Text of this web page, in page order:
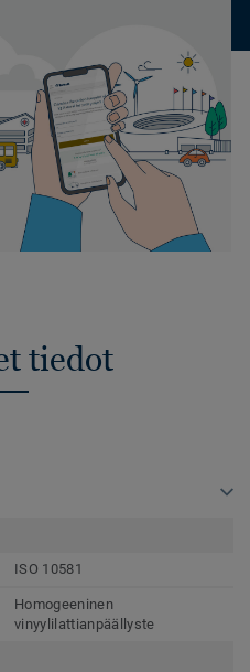
tiedot
ISO 10581
Homogeeninen
vinyylilattianpäällyste